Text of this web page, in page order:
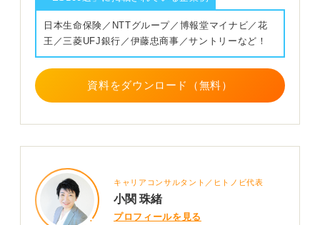
0
日本生命保険／NTTグループ／博報堂マイナビ／花
王／三菱UFJ銀行／伊藤忠商事／サントリーなど！
資料をダウンロード（無料）
キャリアコンサルタント／ヒトノビ代表
小関 珠緒
プロフィールを見る